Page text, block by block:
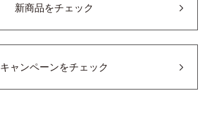
新商品をチェック
キャンペーンをチェック